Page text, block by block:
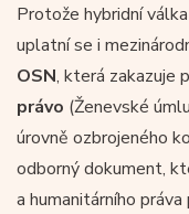
Protože hybridní
uplatní se i
OSN, která zakazuje
právo (Ženevské
úrovně ozbrojeného
odborný dokument,
a humanitárního